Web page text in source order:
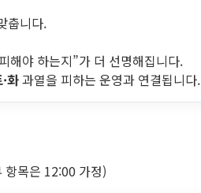
춥니다.
해야 하는지”가 더 선명해집니다.
화과열을 피하는 운영과 연결됩니다.
항목은 12:00 가정)